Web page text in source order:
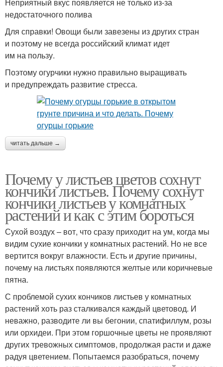
недостаточного полива
Для справки! Овощи были завезены из других стран
и поэтому не всегда российский климат идет
им на пользу.
Поэтому огурчики нужно правильно выращивать
и предупреждать развитие стресса.
читать дальше →
Почему у листьев цветов сохнут
кончики листьев. Почему сохнут
кончики листьев у комнатных
растений и как с этим бороться
Сухой воздух – вот, что сразу приходит на ум, когда мы
видим сухие кончики у комнатных растений. Но не все
вертится вокруг влажности. Есть и другие причины,
почему на листьях появляются желтые или коричневые
пятна.
С проблемой сухих кончиков листьев у комнатных
растений хоть раз сталкивался каждый цветовод. И
неважно, разводите ли вы бегонии, спатифиллум, розы
или орхидеи. При этом горшочные цветы не проявляют
других тревожных симптомов, продолжая расти и даже
радуя цветением. Попытаемся разобраться, почему